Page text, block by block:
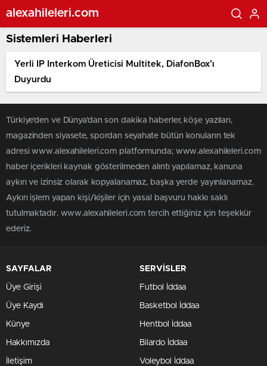
alexahileleri.com
Sistemleri Haberleri
Yerli IP Interkom Üreticisi Multitek, DiafonBox’ı
Duyurdu
Türkiye'den ve Dünya’dan son dakika haberler, köşe yazıları,
magazinden siyasete, spordan seyahate bütün konuların tek
adresi www.alexahileleri.com platformunda; www.alexahileleri.com
haber içerikleri kaynak gösterilmeden alıntı yapılamaz, kanuna
aykırı ve izinsiz olarak kopyalanamaz, başka yerde yayınlanamaz.
Aykırı işlem yapan kişi/kişiler için yasal başvuru hakkı saklı
tutulmaktadır. www.alexahileleri.com tercih ettiğiniz için teşekkür
ederiz.
SAYFALAR
Üye Girişi
Üye Kaydı
Künye
Hakkımızda
İletişim
SERVİSLER
Futbol İddaa
Basketbol İddaa
Hentbol İddaa
Bilardo İddaa
Voleybol İddaa